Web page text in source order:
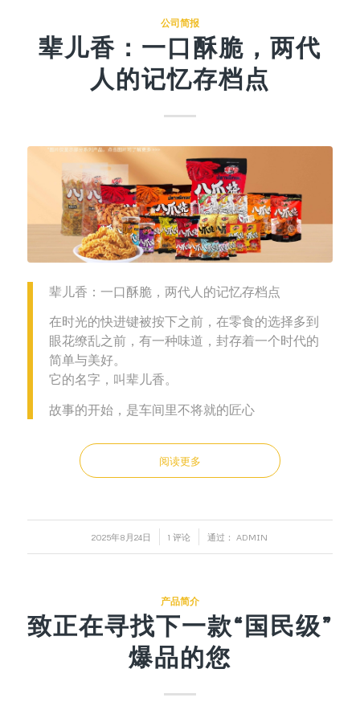
公司简报
辈儿香：一口酥脆，两代
人的记忆存档点
辈儿香：一口酥脆，两代人的记忆存档点
在时光的快进键被按下之前，在零食的选择多到
眼花缭乱之前，有一种味道，封存着一个时代的
简单与美好。
它的名字，叫辈儿香。
故事的开始，是车间里不将就的匠心
阅读更多
2025年8月24日
/ 1 评论
/ 通过： ADMIN
产品简介
致正在寻找下一款“国民级”
爆品的您